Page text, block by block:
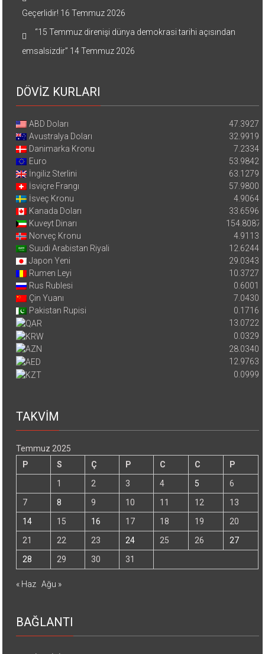
Geçerlidir! 16 Temmuz 2026
“15 Temmuz direnişi dünya demokrasi tarihi açısından
emsalsizdir” 14 Temmuz 2026
DÖVİZ KURLARI
ABD Doları
47.3927
Avustralya Doları
32.9919
Danimarka Kronu
7.2334
Euro
53.9842
İngiliz Sterlini
63.1279
İsviçre Frangı
57.9800
İsveç Kronu
4.9064
Kanada Doları
33.6596
Kuveyt Dinarı
154.8087
Norveç Kronu
4.9113
Suudi Arabistan Riyali
12.6244
Japon Yeni
29.0343
Rumen Leyi
10.3727
Rus Rublesi
0.6001
Çin Yuanı
7.0430
Pakistan Rupisi
0.1716
13.0722
0.0329
28.0340
12.9763
0.0999
TAKVİM
Temmuz 2025
P
S Ç P C C
P
1
2 3 4 5
6
7
8 9 10 11 12
13
14
15 16 17 18 19
20
21
22 23 24 25 26
27
28
29 30 31
« Haz Ağu »
BAĞLANTI